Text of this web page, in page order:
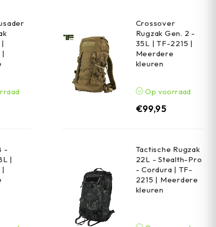
|
Crossover
Rugzak Gen. 2 -
35L | TF-2215 |
Meerdere
kleuren
Op voorraad
€99,95
-
|
|
Tactische Rugzak
22L - Stealth-Pro
- Cordura | TF-
2215 | Meerdere
kleuren